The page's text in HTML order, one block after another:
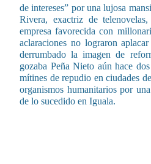
de intereses” por una lujosa
Rivera, exactriz de
empresa favorecida con
aclaraciones no lograron
derrumbado la imagen de
gozaba Peña Nieto aún hace
mítines de repudio en ciudades
organismos humanitarios por
de lo sucedido en Iguala.